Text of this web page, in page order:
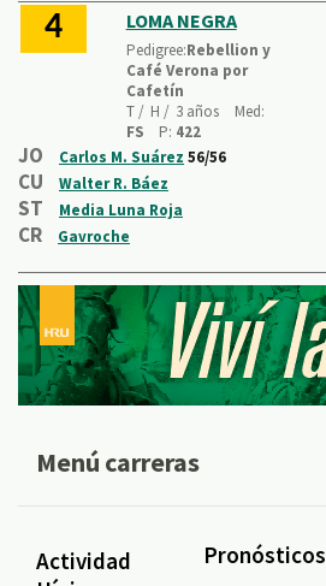
4 LOMA NEGRA
Pedigree:Rebellion y
Café Verona por
Cafetín
T / H / 3 años
Med:
FS
P: 422
JO Carlos M. Suárez 56/56
CU Walter R. Báez
ST Media Luna Roja
CR Gavroche
Menú carreras
Actividad
Pronósticos